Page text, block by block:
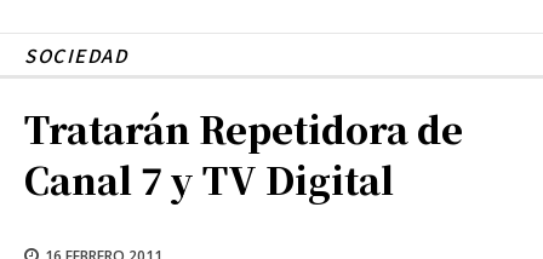
SOCIEDAD
Tratarán Repetidora de
Canal 7 y TV Digital